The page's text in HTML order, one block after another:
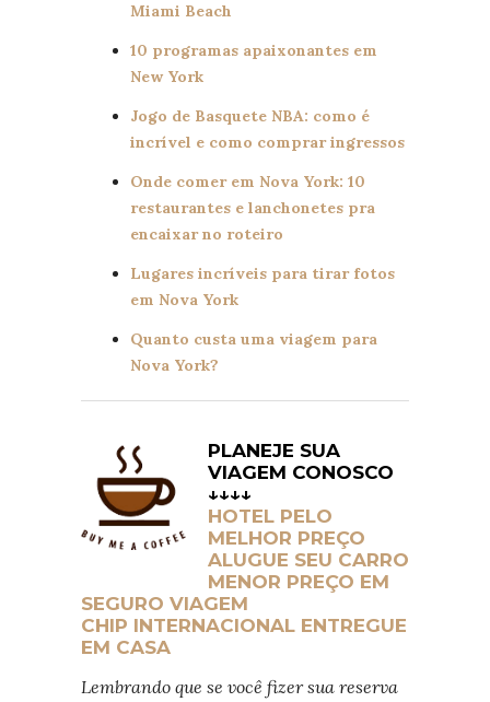
Miami Beach
10 programas apaixonantes em
New York
Jogo de Basquete NBA: como é
incrível e como comprar ingressos
Onde comer em Nova York: 10
restaurantes e lanchonetes pra
encaixar no roteiro
Lugares incríveis para tirar fotos
em Nova York
Quanto custa uma viagem para
Nova York?
PLANEJE SUA
VIAGEM CONOSCO
↓↓↓↓
HOTEL PELO
MELHOR PREÇO
ALUGUE SEU CARRO
MENOR PREÇO EM
SEGURO VIAGEM
CHIP INTERNACIONAL ENTREGUE
EM CASA
Lembrando que se você fizer sua reserva